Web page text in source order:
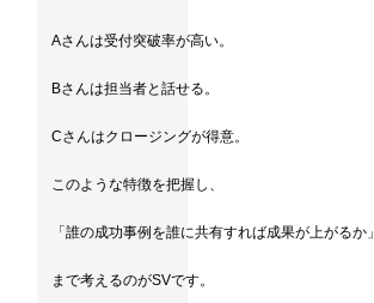
Aさんは受付突破率が高い。
Bさんは担当者と話せる。
Cさんはクロージングが得意。
このような特徴を把握し、
「誰の成功事例を誰に共有すれば成果が上がるか」
まで考えるのがSVです。